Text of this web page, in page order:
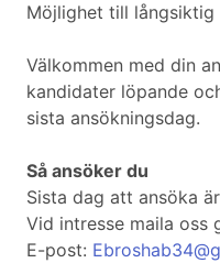
Möjlighet till långsiktig
Välkommen med din
kandidater löpande
sista ansökningsdag.
Så ansöker du
Sista dag att ansöka
Vid intresse maila oss
E-post: